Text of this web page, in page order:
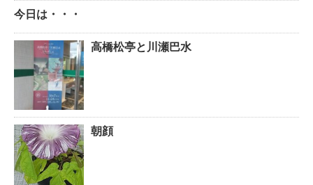
今日は・・・
高橋松亭と川瀬巴水
朝顔